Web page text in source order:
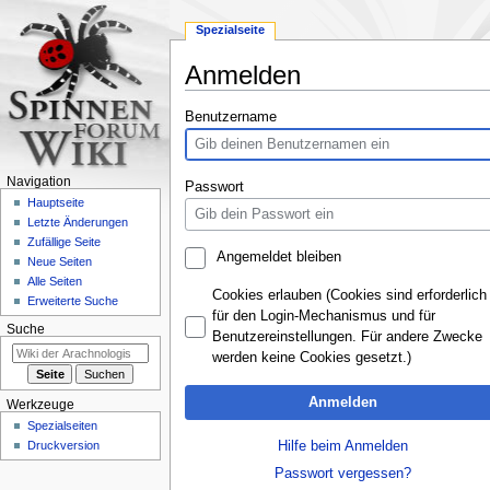
Anmelden
Zur
Navigation
springen
Zur
Suche
springen
Benutzername
Passwort
Angemeldet bleiben
Cookies erlauben (Cookies sind erforderlich
für den Login-Mechanismus und für
Benutzereinstellungen. Für andere Zwecke
werden keine Cookies gesetzt.)
Anmelden
Hilfe beim Anmelden
Passwort vergessen?
Spezialseite
Navigation
Hauptseite
Letzte Änderungen
Zufällige Seite
Neue Seiten
Alle Seiten
Erweiterte Suche
Suche
Werkzeuge
Spezialseiten
Druckversion